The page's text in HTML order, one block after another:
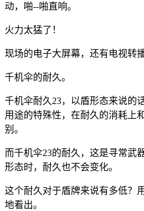
动，啪--啪直响。
火力太猛了！
现场的电子大屏幕，还有电视转
千机伞的耐久。
千机伞耐久23，以盾形态来说的
用途的特殊性，在耐久的消耗上
别。
而千机伞23的耐久，这是寻常武
形态时，耐久也不会变化。
这个耐久对于盾牌来说有多低？
地看出。